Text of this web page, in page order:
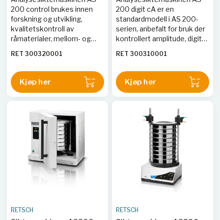
200 control brukes innen
forskning og utvikling,
kvalitetskontroll av
råmaterialer, mellom- og
produksjonsovervåking.
elektromagnetiske
drivenheten gir optimal
fraksjoner selv etter svært
korte siktingstider. Med hel-
digitale kontroller, opptil 99
sikteprogrammer og
kalibreringssertifikat er AS
200 control uunnværlig for
brukere som vektlegger
må overholde
RET 300320001
Kjøp her
200 digit cA er en
standardmodell i AS 200-
serien, anbefalt for bruk der
kontrollert amplitude, digital
og tid, samt intervalldrift er
innen forskning og utvikling,
kvalitetskontroll av
sluttprodukter, samt i
produksjonsovervåking.
HUSK: Spennholder må
bestilles i tillegg, se tilbehør
RET 300310001
Kjøp her
RETSCH RETSCH